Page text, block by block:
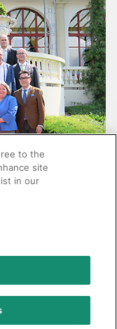
お問い合わせ
to the
site
in our